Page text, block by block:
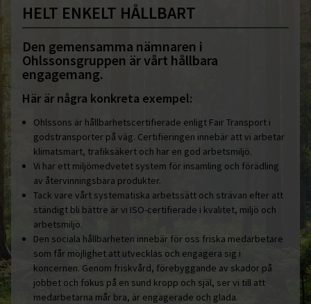
HELT ENKELT HÅLLBART
Den gemensamma nämnaren i
Ohlssonsgruppen är vårt hållbara
engagemang.
Här är några konkreta exempel:
Ohlssons är hållbarhetscertifierade enligt Fair Transport i
godstransporter på väg. Certifieringen innebär att vi arbetar
klimatsmart, trafiksäkert och har en god arbetsmiljö.
Vi har ett miljömedvetet system för insamling och förädling
av återvinningsbara produkter.
Tack vare vårt systematiska arbetssätt och strävan efter att
ständigt bli bättre är vi ISO-certifierade i kvalitet, miljö och
arbetsmiljö.
Den sociala hållbarheten innebär för oss friska medarbetare
som får möjlighet att utvecklas och engagera sig i
koncernen. Genom friskvård, förebyggande av skador på
jobbet och fokus på en sund kropp och själ, ser vi till att
medarbetarna mår bra, är engagerade och glada.